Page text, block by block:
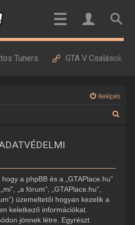
Tuners GTA V Csalások
Belépés
a phpBB és a „GTAPlace.hu”
„a fórum”, „GTAPlace.hu”,
üzemeltetői hogyan kezelik a
keletkező információkat.
jönnek létre. Egyrészt